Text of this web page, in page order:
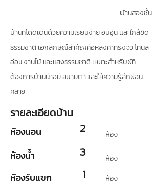
บ้านสองชั้น
บ้านที่โดดเด่นด้วยความเรียบง่าย อบอุ่น และใกล้ชิด
ธรรมชาติ เอกลักษณ์สำคัญคือหลังคาทรงจั่ว โทนสี
อ่อน งานไม้ และแสงธรรมชาติ เหมาะสำหรับผู้ที่
ต้องการบ้านน่าอยู่ สบายตา และให้ความรู้สึกผ่อน
คลาย
รายละเอียดบ้าน
ห้องนอน
ห้องน้ำ
ห้องรับแขก
2
3
1
ห้อง
ห้อง
ห้อง